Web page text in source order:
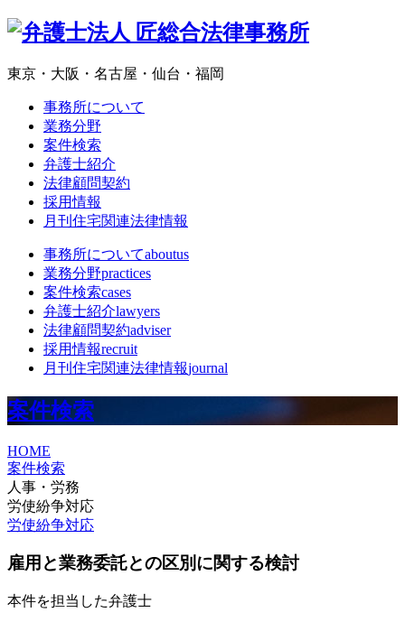
東京・大阪・名古屋・仙台・福岡
事務所について
業務分野
案件検索
弁護士紹介
法律顧問契約
採用情報
月刊住宅関連法律情報
事務所についてaboutus
業務分野practices
案件検索cases
弁護士紹介lawyers
法律顧問契約adviser
採用情報recruit
月刊住宅関連法律情報journal
案件検索
HOME
案件検索
人事・労務
労使紛争対応
労使紛争対応
雇用と業務委託との区別に関する検討
本件を担当した弁護士